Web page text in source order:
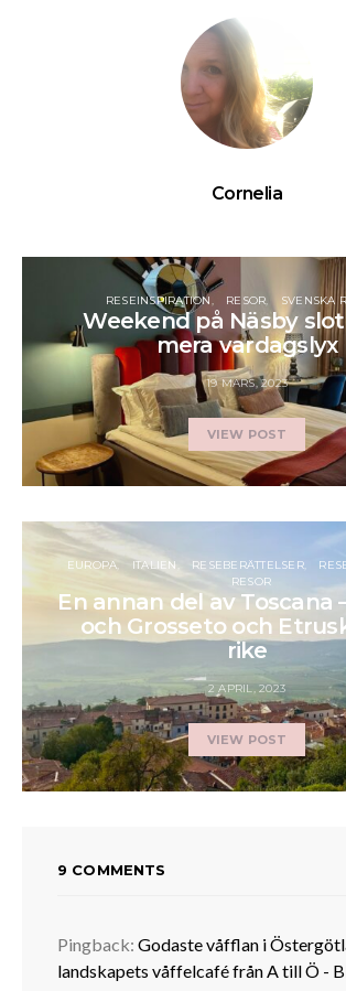
Cornelia
RESEINSPIRATION RESOR SVENSKA
Weekend på Näsby
mera vardagslyx
19 MARS, 2023
VIEW POST
EUROPA ITALIEN RESEBERÄTTELSER
RESOR
En annan del av Toscana
och Grosseto och
rike
2 APRIL, 2023
VIEW POST
9 COMMENTS
Pingback: Godaste våfflan i
landskapets våffelcafé från A till Ö -